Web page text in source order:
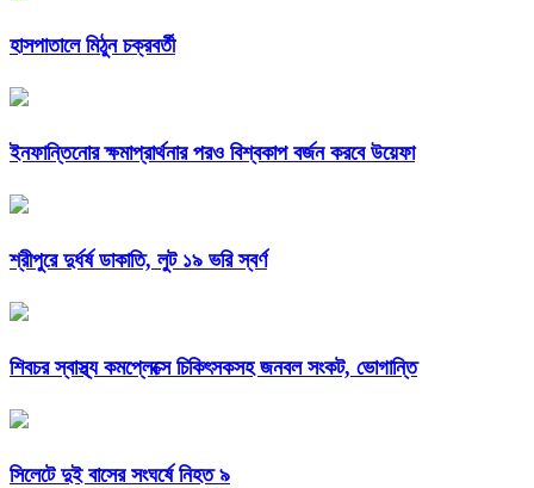
হাসপাতালে মিঠুন চক্রবর্তী
ইনফান্তিনোর ক্ষমাপ্রার্থনার পরও বিশ্বকাপ বর্জন করবে উয়েফা
শ্রীপুরে দুর্ধর্ষ ডাকাতি, লুট ১৯ ভরি স্বর্ণ
শিবচর স্বাস্থ্য কমপ্লেক্সে চিকিৎসকসহ জনবল সংকট, ভোগান্তি
সিলেটে দুই বাসের সংঘর্ষে নিহত ৯